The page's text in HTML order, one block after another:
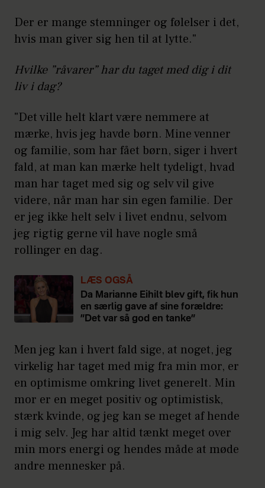
Der er mange stemninger og følelser i det,
hvis man giver sig hen til at lytte."
Hvilke ”råvarer” har du taget med dig i dit
liv i dag?
"Det ville helt klart være nemmere at
mærke, hvis jeg havde børn. Mine venner
og familie, som har fået børn, siger i hvert
fald, at man kan mærke helt tydeligt, hvad
man har taget med sig og selv vil give
videre, når man har sin egen familie. Der
er jeg ikke helt selv i livet endnu, selvom
jeg rigtig gerne vil have nogle små
rollinger en dag.
LÆS OGSÅ
Da Marianne Eihilt blev gift, fik hun
en særlig gave af sine forældre:
”Det var så god en tanke”
Men jeg kan i hvert fald sige, at noget, jeg
virkelig har taget med mig fra min mor, er
en optimisme omkring livet generelt. Min
mor er en meget positiv og optimistisk,
stærk kvinde, og jeg kan se meget af hende
i mig selv. Jeg har altid tænkt meget over
min mors energi og hendes måde at møde
andre mennesker på.